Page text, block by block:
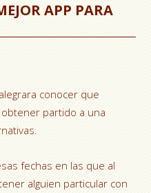
APP PARA
conocer que
partido a una
fechas en las que al
alguien particular con